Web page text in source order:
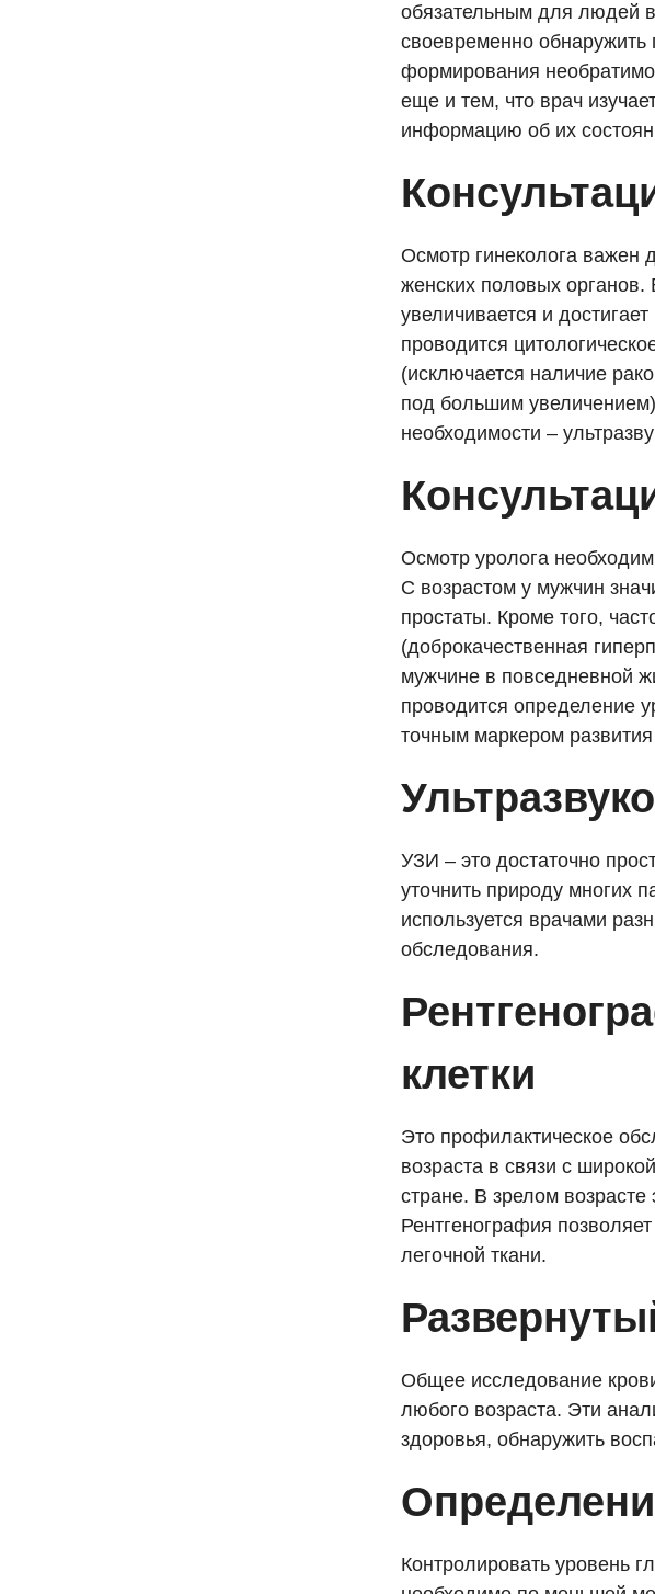
обязательным для людей
своевременно обнаружить
формирования
еще и тем, что врач
информацию об их
Осмотр гинеколога важен
женских половых органов.
увеличивается и
проводится
(исключается наличие
под большим
необходимости –
Осмотр уролога
С возрастом у мужчин
простаты. Кроме того,
(доброкачественная
мужчине в повседневной
проводится определение
точным маркером
УЗИ – это достаточно
уточнить природу многих
используется врачами
обследования.
клетки
Это профилактическое
возраста в связи с
стране. В зрелом возрасте
Рентгенография
легочной ткани.
Общее исследование
любого возраста. Эти
здоровья, обнаружить
Контролировать уровень